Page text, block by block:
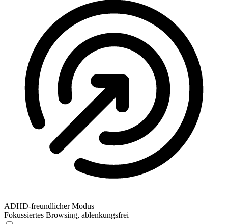
ADHD-freundlicher Modus
Fokussiertes Browsing, ablenkungsfrei